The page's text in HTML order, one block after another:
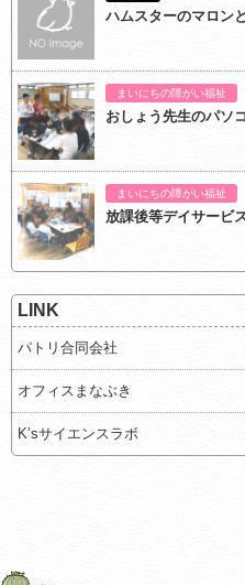
ハムスターのマロン
まいにちの障がい福祉
おしょう先生のパソ
まいにちの障がい福祉
放課後等デイサービ
LINK
パトリ合同会社
オフィスまなぶき
K’sサイエンスラボ